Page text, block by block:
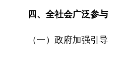
四、全社会广泛参与
（一）政府加强引导